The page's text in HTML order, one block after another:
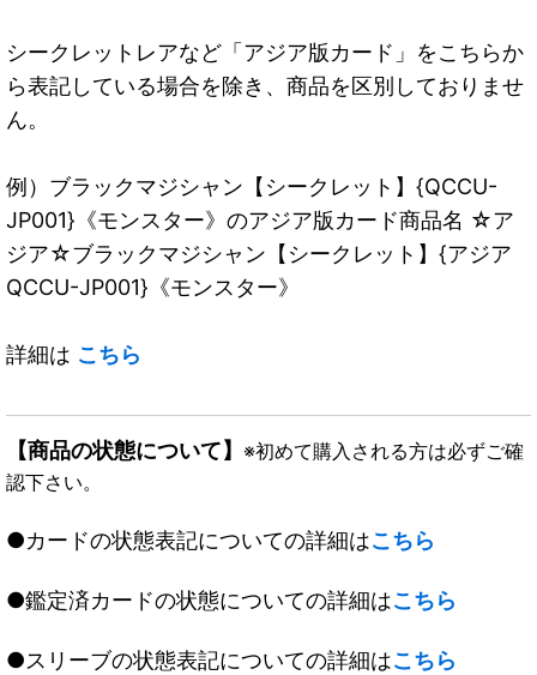
シークレットレアなど「アジア版カード」をこちらか
ら表記している場合を除き、商品を区別しておりませ
ん。
例）ブラックマジシャン【シークレット】{QCCU-
JP001}《モンスター》のアジア版カード商品名 ☆ア
ジア☆ブラックマジシャン【シークレット】{アジア
QCCU-JP001}《モンスター》
詳細は こちら
【商品の状態について】 ※初めて購入される方は必ずご確
認下さい。
●カードの状態表記についての詳細はこちら
●鑑定済カードの状態についての詳細はこちら
●スリーブの状態表記についての詳細はこちら